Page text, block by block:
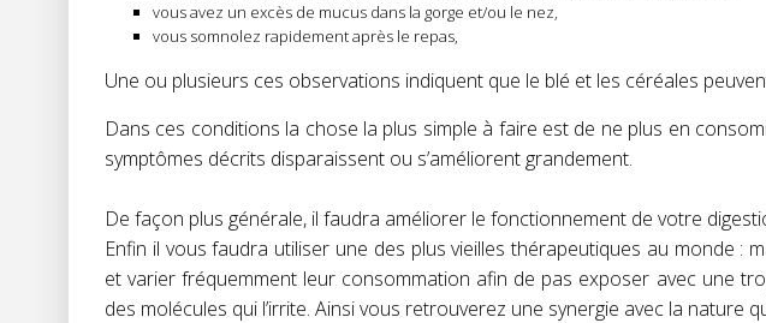
vous avez un excès de mucus dans la gorge et/ou le nez,
vous somnolez rapidement après le repas,
Une ou plusieurs ces observations indiquent que le blé et les céréales
Dans ces conditions la chose la plus simple à faire est de ne plus en
symptômes décrits disparaissent ou s’améliorent grandement.
De façon plus générale, il faudra améliorer le fonctionnement de votre
Enfin il vous faudra utiliser une des plus vieilles thérapeutiques au monde :
et varier fréquemment leur consommation afin de pas exposer avec une
des molécules qui l’irrite. Ainsi vous retrouverez une synergie avec la nature